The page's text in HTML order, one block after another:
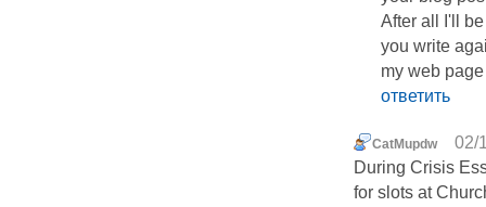
After all I'll
you write
my web
ответить
CatMupdw
02/
During Crisis
for slots at